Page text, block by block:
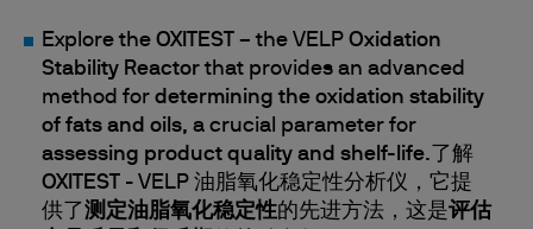
Explore the OXITEST – the VELP Oxidation
Stability Reactor that provides an advanced
method for determining the oxidation stability
of fats and oils, a crucial parameter for
assessing product quality and shelf-life.了解
OXITEST
- VELP 油脂氧化稳定性分析仪，它提
供了 测定油脂氧化稳定性的先进方法，这是评估